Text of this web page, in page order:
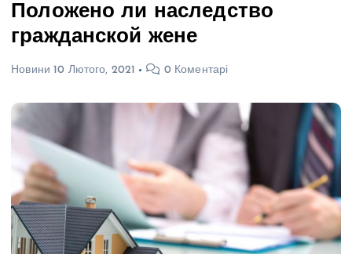
Положено ли наследство
гражданской жене
Новини 10 Лютого, 2021 0 Коментарі